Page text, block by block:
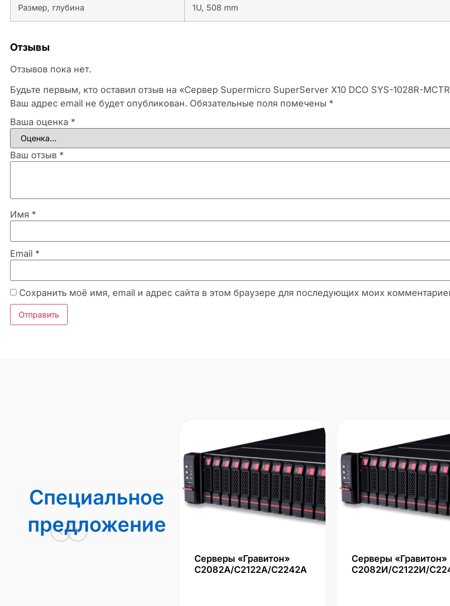
Размер, глубина 1U, 508 mm
Отзывы
Отзывов пока нет.
Будьте первым, кто оставил отзыв на «Сервер Supermicro SuperServer X10 DCO SYS-1028R-
Ваш адрес email не будет опубликован. Обязательные поля помечены *
Ваша оценка *
Ваш отзыв *
Имя *
Email *
Сохранить моё имя, email и адрес сайта в этом браузере для последующих моих
Специальное
предложение
Серверы «Гравитон»
С2082А/С2122А/С2242А
Серверы «Гравитон»
С2082И/С2122И/